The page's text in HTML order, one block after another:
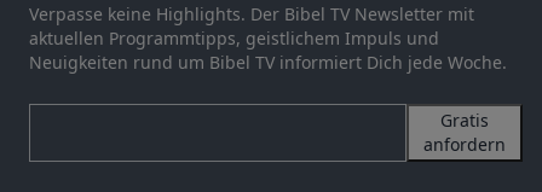
Verpasse keine Highlights. Der Bibel TV Newsletter mit
aktuellen Programmtipps, geistlichem Impuls und
Neuigkeiten rund um Bibel TV informiert Dich jede Woche.
Gratis
anfordern